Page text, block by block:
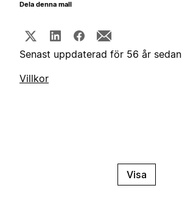
Dela denna mall
Senast uppdaterad för 56 år sedan
Villkor
Visa